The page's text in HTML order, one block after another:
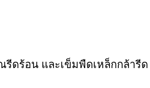
รีดร้อน และเข็มพืดเหล็กกล้ารีด